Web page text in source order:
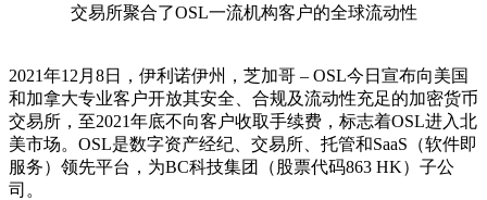
交易所聚合了OSL一流机构客户的全球流动性
2021年12月8日，伊利诺伊州，芝加哥 – OSL今日宣布向美国
和加拿大专业客户开放其安全、合规及流动性充足的加密货币
交易所，至2021年底不向客户收取手续费，标志着OSL进入北
美市场。OSL是数字资产经纪、交易所、托管和SaaS（软件即
服务）领先平台，为BC科技集团（股票代码863 HK）子公
司。